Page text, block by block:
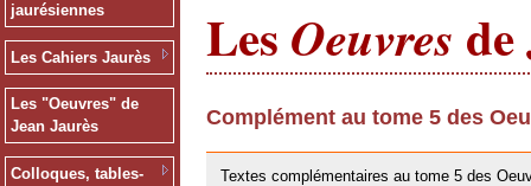
jaurésiennes
Les Cahiers Jaurès
Les "Oeuvres" de
Jean Jaurès
Colloques, tables-
Les Oeuvres
Complément au tome 5 des
Textes complémentaires au tome 5 des